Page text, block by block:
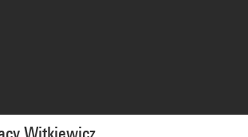
Pompidou, MNAM-CCI/Janeth Rodriguez-Garcia/Dist.